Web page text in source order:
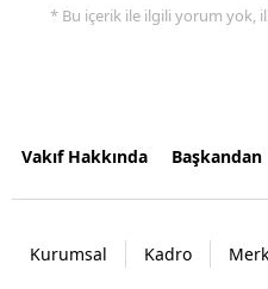
* Bu içerik ile ilgili yorum yok,
Vakıf Hakkında Başkandan
Kurumsal Kadro